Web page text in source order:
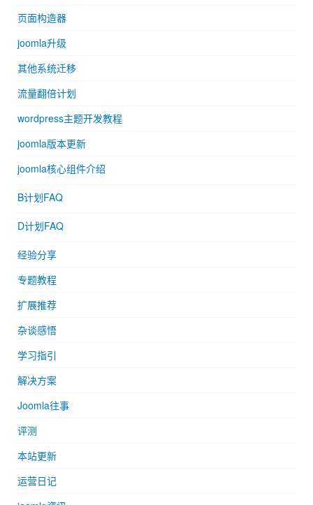
页面构造器
joomla升级
其他系统迁移
流量翻倍计划
wordpress主题开发教程
joomla版本更新
joomla核心组件介绍
B计划FAQ
D计划FAQ
经验分享
专题教程
扩展推荐
杂谈感悟
学习指引
解决方案
Joomla往事
评测
本站更新
运营日记